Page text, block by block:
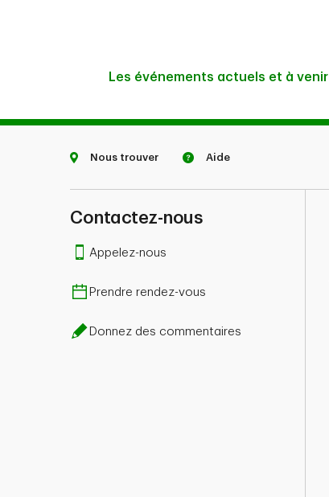
Les événements actuels et à venir
Nous trouver Aide
Contactez-nous
Appelez-nous
Prendre rendez-vous
Donnez des commentaires